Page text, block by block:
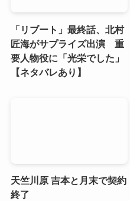
「リブート」最終話、北村
匠海がサプライズ出演 重
要人物役に「光栄でした」
【ネタバレあり】
天竺川原 吉本と月末で契約
終了